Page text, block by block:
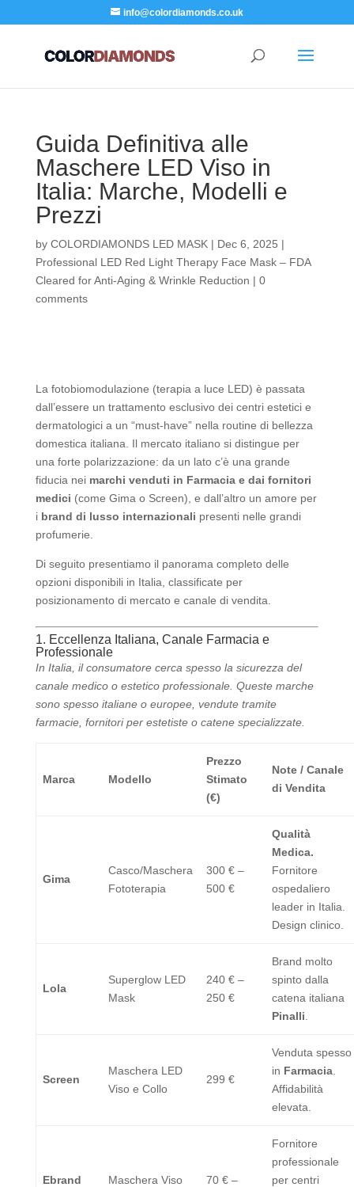
info@colordiamonds.co.uk
Guida Definitiva alle
Maschere LED Viso in
Italia: Marche, Modelli e
Prezzi
by COLORDIAMONDS LED MASK| Dec 6, 2025 |
Professional LED Red Light Therapy Face Mask – FDA
Cleared for Anti-Aging & Wrinkle Reduction | 0
comments
La fotobiomodulazione (terapia a luce LED) è passata
dall’essere un trattamento esclusivo dei centri estetici e
dermatologici a un “must-have” nella routine di bellezza
domestica italiana. Il mercato italiano si distingue per
una forte polarizzazione: da un lato c’è una grande
fiducia nei marchi venduti in Farmacia e dai fornitori
medici (come Gima o Screen), e dall’altro un amore per
i brand di lusso internazionali presenti nelle grandi
profumerie.
Di seguito presentiamo il panorama completo delle
opzioni disponibili in Italia, classificate per
posizionamento di mercato e canale di vendita.
1. Eccellenza Italiana, Canale Farmacia e
Professionale
In Italia, il consumatore cerca spesso la sicurezza del
canale medico o estetico professionale. Queste marche
sono spesso italiane o europee, vendute tramite
farmacie, fornitori per estetiste o catene specializzate.
Marca Modello
Prezzo
Stimato
(€)
Note / Canale
di Vendita
Gima
Casco/Maschera
Fototerapia
300 € –
500 €
Qualità
Medica.
Fornitore
ospedaliero
leader in Italia.
Design clinico.
Lola
Superglow LED
Mask
240 € –
250 €
Brand molto
spinto dalla
catena italiana
Pinalli
Screen
Maschera LED
Viso e Collo
299 €
Venduta spesso
in Farmacia
Affidabilità
elevata.
Ebrand
Maschera Viso
70 € –
Fornitore
professionale
per centri